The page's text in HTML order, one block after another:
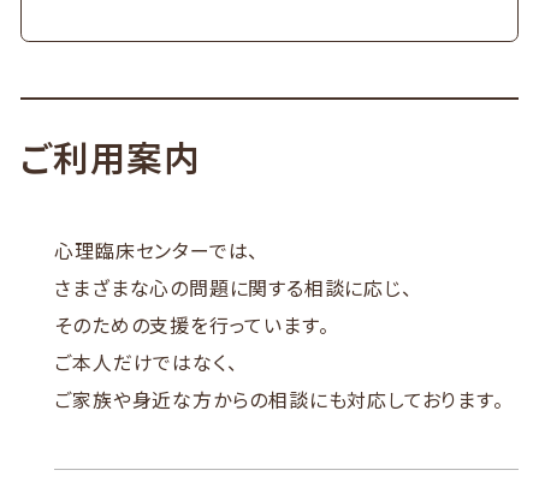
ご利用案内
心理臨床センターでは、
さまざまな心の問題に関する相談に応じ、
そのための支援を行っています。
ご本人だけではなく、
ご家族や身近な方からの相談にも対応しております。